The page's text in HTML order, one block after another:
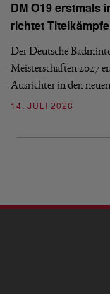
DM O19 erstmals
richtet
Der Deutsche
Meisterschaften 2027
Ausrichter in den
14. JULI 2026